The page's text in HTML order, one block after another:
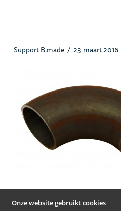
Onze website gebruikt cookies
Support B.made 23 maart 2016